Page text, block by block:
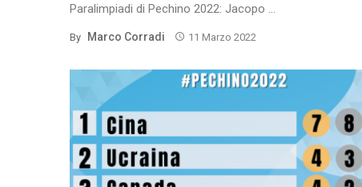
Paralimpiadi di Pechino 2022: Jacopo ...
By Marco Corradi 11 Marzo 2022